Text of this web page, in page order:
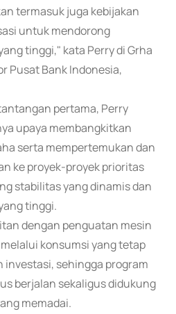
termasuk juga kebijakan
untuk mendorong
tinggi," kata Perry di Grha
Pusat Bank Indonesia,
pertama, Perry
upaya membangkitkan
serta mempertemukan dan
ke proyek-proyek prioritas
stabilitas yang dinamis dan
tinggi.
dengan penguatan mesin
konsumsi yang tetap
sehingga program
berjalan sekaligus didukung
memadai.